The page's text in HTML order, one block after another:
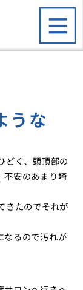
うな
どく、頭頂部の
不安のあまり埼
きたのでそれが
なるので汚れが